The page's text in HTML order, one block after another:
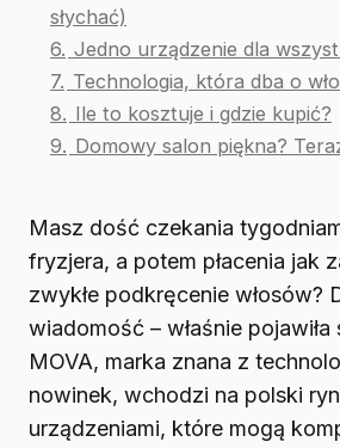
słychać)
6. Jedno urządzenie dla
7. Technologia, która dba o
8. Ile to kosztuje i gdzie kupić?
9. Domowy salon piękna?
Masz dość czekania
fryzjera, a potem płacenia jak
zwykłe podkręcenie włosów?
wiadomość – właśnie
MOVA, marka znana z
nowinek, wchodzi na polski
urządzeniami, które mogą